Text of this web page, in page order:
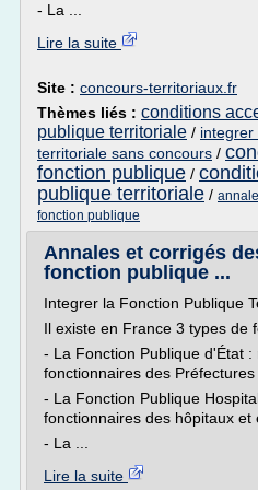
- La ...
Lire la suite
Site : concours-territoriaux.fr
Thèmes liés : conditions
publique territoriale / integrer
territoriale sans concours /
fonction publique /
publique territoriale /
fonction publique
Annales et corrigés
fonction publique ...
Integrer la Fonction Publique
Il existe en France 3 types de
- La Fonction Publique d'État
fonctionnaires des
- La Fonction Publique
fonctionnaires des hôpitaux
- La ...
Lire la suite